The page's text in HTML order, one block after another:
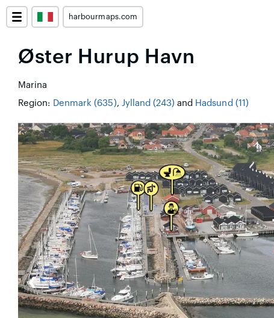
harbourmaps.com
Øster Hurup Havn
Marina
Region: Denmark (635), Jylland (243) and Hadsund (11)
❮